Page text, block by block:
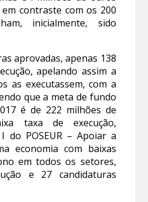
contraste com os 200
inicialmente, sido
aprovadas, apenas 138
apelando assim a
as executassem, com a
que a meta de fundo
é de 222 milhões de
taxa de execução,
do POSEUR – Apoiar a
economia com baixas
em todos os setores,
e 27 candidaturas